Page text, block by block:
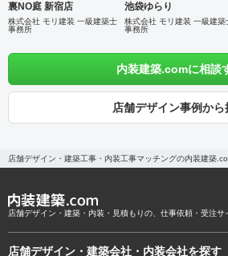
裏NO庭 新宿店
株式会社 モリ建装 一級建築士
事務所
池袋ゆらり
株式会社 モリ建装 一級建築
事務所
内装建築.comに相談
店舗デザイン事例から
店舗デザイン・建築工事・内装工事マッチングの内装建築
店舗デザイン・建築・内装・見積もりの、仕事依頼・受注サ
店舗デザイン・建築会社・内装会社を探す